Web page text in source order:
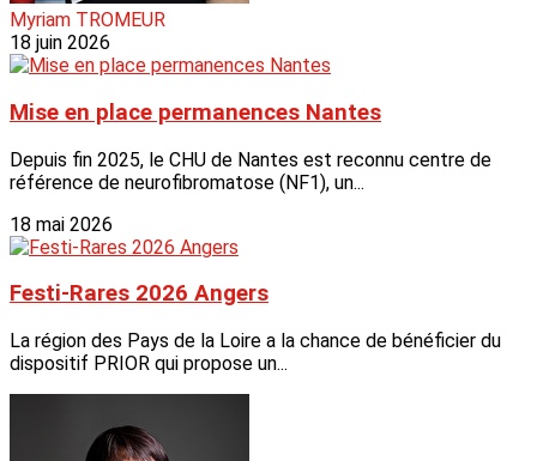
Myriam TROMEUR
18 juin 2026
Mise en place permanences Nantes
Depuis fin 2025, le CHU de Nantes est reconnu centre de
référence de neurofibromatose (NF1), un...
18 mai 2026
Festi-Rares 2026 Angers
La région des Pays de la Loire a la chance de bénéficier du
dispositif PRIOR qui propose un...